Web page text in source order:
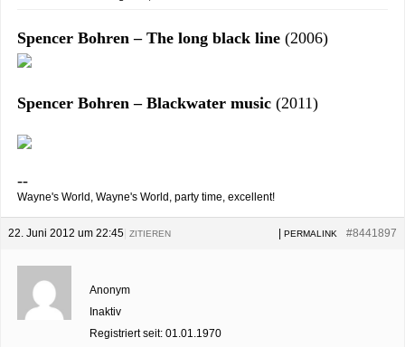
Spencer Bohren – The long black line (2006)
Spencer Bohren – Blackwater music (2011)
--
Wayne's World, Wayne's World, party time, excellent!
22. Juni 2012 um 22:45 #8441897
PERMALINK
ZITIEREN
Anonym
Inaktiv
Registriert seit: 01.01.1970